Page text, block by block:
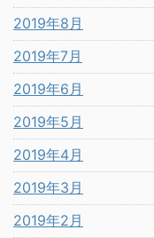
2019年8月
2019年7月
2019年6月
2019年5月
2019年4月
2019年3月
2019年2月